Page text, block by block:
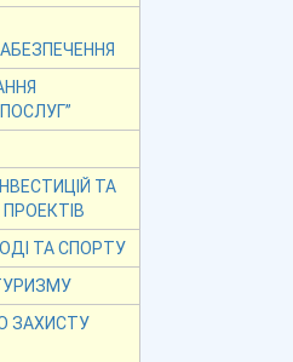
ТА
ТА СПОРТУ
ЗАХИСТУ